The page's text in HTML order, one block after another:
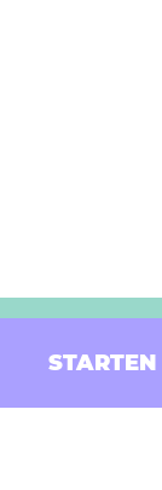
STARTEN